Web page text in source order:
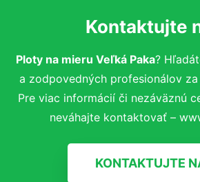
Kontaktujte
Ploty na mieru Veľká Paka?
a zodpovedných profesionálov
Pre viac informácií či nezáväznú
neváhajte kontaktovať –
KONTAKTUJTE